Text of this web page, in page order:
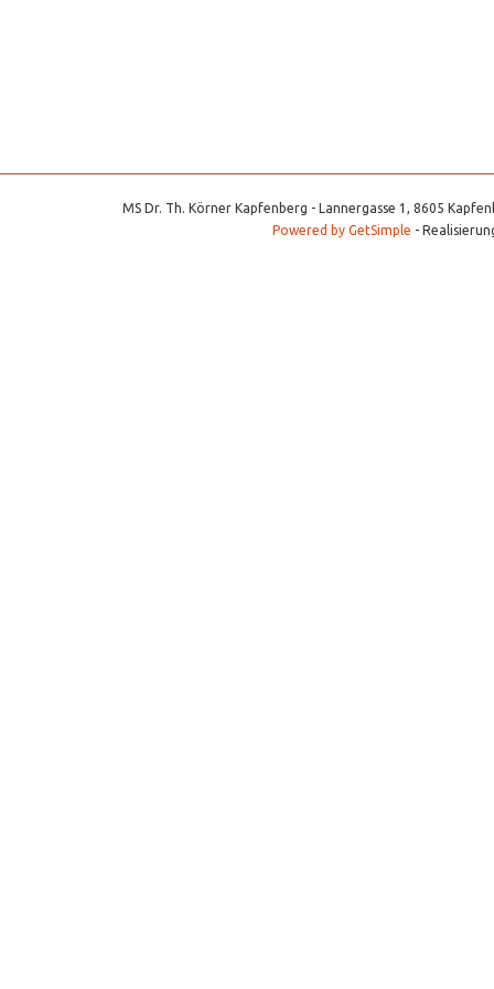
MS Dr. Th. Körner Kapfenberg - Lannergasse 1, 8605
Powered by GetSimple -